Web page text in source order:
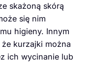
skażoną skórą
się nim
higieny. Innym
kurzajki można
ich wycinanie lub